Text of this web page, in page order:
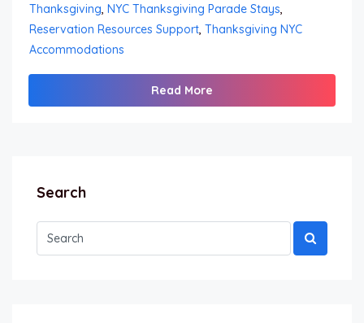
Thanksgiving, NYC Thanksgiving Parade Stays,
Reservation Resources Support, Thanksgiving NYC
Accommodations
Read More
Search